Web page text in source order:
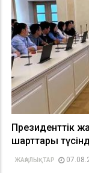
Президенттік
шарттары
ЖАҢАЛЫҚТАР